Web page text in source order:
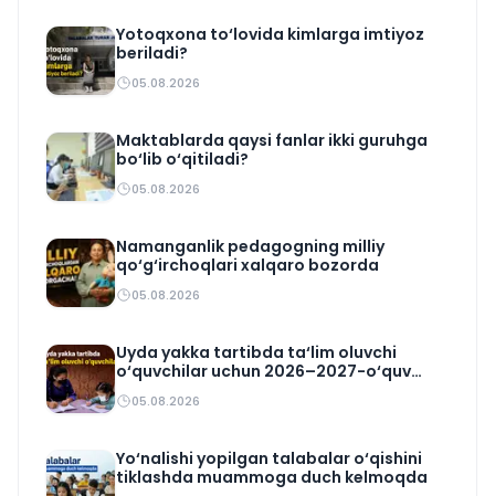
Yotoqxona to‘lovida kimlarga imtiyoz
beriladi?
05.08.2026
Maktablarda qaysi fanlar ikki guruhga
bo‘lib o‘qitiladi?
05.08.2026
Namanganlik pedagogning milliy
qo‘g‘irchoqlari xalqaro bozorda
05.08.2026
Uyda yakka tartibda ta‘lim oluvchi
o‘quvchilar uchun 2026–2027-o‘quv
rejasi tasdiqlandi
05.08.2026
Yo‘nalishi yopilgan talabalar o‘qishini
tiklashda muammoga duch kelmoqda